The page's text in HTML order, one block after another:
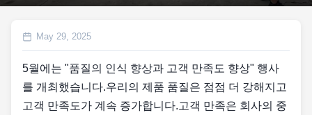
May 29, 2025
5월에는 "품질의 인식 향상과 고객 만족도 향상" 행사
를 개최했습니다.우리의 제품 품질은 점점 더 강해지고
고객 만족도가 계속 증가합니다.고객 만족은 회사의 중